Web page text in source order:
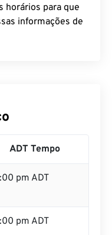
horários para que
informações de
ADT Tempo
pm ADT
pm ADT